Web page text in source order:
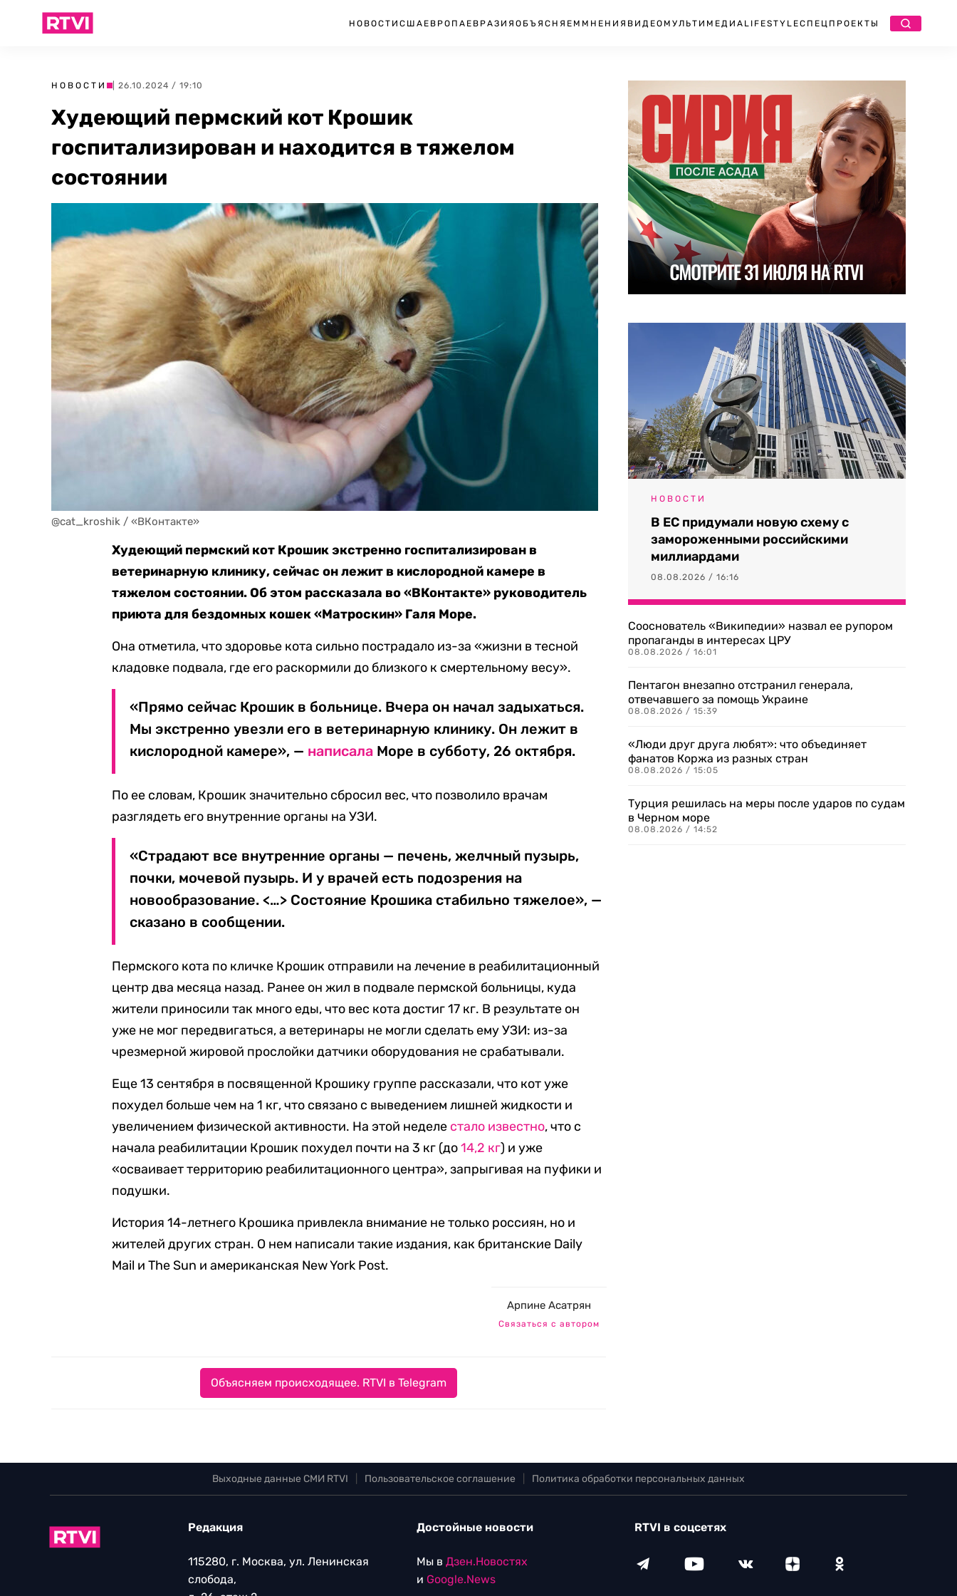
НОВОСТИ США ЕВРОПА ЕВРАЗИЯ ОБЪЯСНЯЕМ МНЕНИЯ ВИДЕО МУЛЬТИМЕДИА LIFESTYLEСПЕЦПРОЕКТЫ
НОВОСТИ | 26.10.2024 / 19:10
Худеющий пермский кот Крошик
госпитализирован и находится в тяжелом
состоянии
@cat_kroshik / «ВКонтакте»
Худеющий пермский кот Крошик экстренно госпитализирован в
ветеринарную клинику, сейчас он лежит в кислородной камере в
тяжелом состоянии. Об этом рассказала во «ВКонтакте» руководитель
приюта для бездомных кошек «Матроскин» Галя Море.
Она отметила, что здоровье кота сильно пострадало из-за «жизни в тесной
кладовке подвала, где его раскормили до близкого к смертельному весу».
«Прямо сейчас Крошик в больнице. Вчера он начал задыхаться.
Мы экстренно увезли его в ветеринарную клинику. Он лежит в
кислородной камере», — написала Море в субботу, 26 октября.
По ее словам, Крошик значительно сбросил вес, что позволило врачам
разглядеть его внутренние органы на УЗИ.
«Страдают все внутренние органы — печень, желчный пузырь,
почки, мочевой пузырь. И у врачей есть подозрения на
новообразование. <…> Состояние Крошика стабильно тяжелое», —
сказано в сообщении.
Пермского кота по кличке Крошик отправили на лечение в реабилитационный
центр два месяца назад. Ранее он жил в подвале пермской больницы, куда
жители приносили так много еды, что вес кота достиг 17 кг. В результате он
уже не мог передвигаться, а ветеринары не могли сделать ему УЗИ: из-за
чрезмерной жировой прослойки датчики оборудования не срабатывали.
Еще 13 сентября в посвященной Крошику группе рассказали, что кот уже
похудел больше чем на 1 кг, что связано с выведением лишней жидкости и
увеличением физической активности. На этой неделе стало известно, что с
начала реабилитации Крошик похудел почти на 3 кг (до14,2 кг) и уже
«осваивает территорию реабилитационного центра», запрыгивая на пуфики и
подушки.
История 14-летнего Крошика привлекла внимание не только россиян, но и
жителей других стран. О нем написали такие издания, как британские Daily
Mail и The Sun и американская New York Post.
Арпине Асатрян
Связаться с автором
Объясняем происходящее. RTVI в Telegram
НОВОСТИ
В ЕС придумали новую схему с
замороженными российскими
миллиардами
08.08.2026 / 16:16
Сооснователь «Википедии» назвал ее рупором
пропаганды в интересах ЦРУ
08.08.2026 / 16:01
Пентагон внезапно отстранил генерала,
отвечавшего за помощь Украине
08.08.2026 / 15:39
«Люди друг друга любят»: что объединяет
фанатов Коржа из разных стран
08.08.2026 / 15:05
Турция решилась на меры после ударов по судам
в Черном море
08.08.2026 / 14:52
Выходные данные СМИ RTVI Пользовательское соглашение Политика обработки персональных данных
Редакция
115280, г. Москва, ул. Ленинская
слобода,
Достойные новости
Мы в Дзен.Новостях
и Google.News
RTVI в соцсетях